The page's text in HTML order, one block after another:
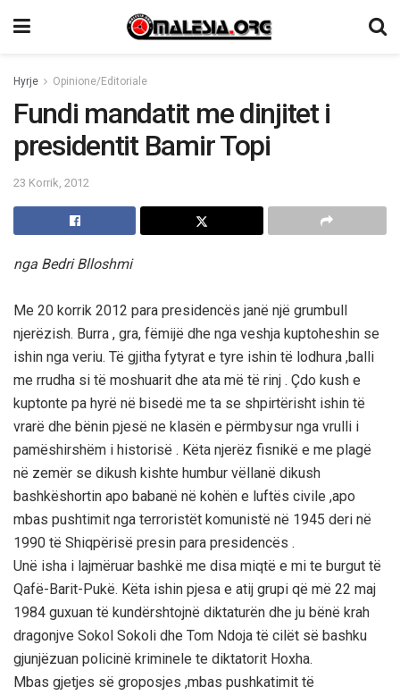
Hyrje Opinione/Editoriale
Fundi mandatit me dinjitet i
presidentit Bamir Topi
23 Korrik, 2012
nga Bedri Blloshmi
Me 20 korrik 2012 para presidencës janë një grumbull
njerëzish. Burra , gra, fëmijë dhe nga veshja kuptoheshin se
ishin nga veriu. Të gjitha fytyrat e tyre ishin të lodhura ,balli
me rrudha si të moshuarit dhe ata më të rinj . Çdo kush e
kuptonte pa hyrë në bisedë me ta se shpirtërisht ishin të
vrarë dhe bënin pjesë ne klasën e përmbysur nga vrulli i
pamëshirshëm i historisë . Këta njerëz fisnikë e me plagë
në zemër se dikush kishte humbur vëllanë dikush
bashkëshortin apo babanë në kohën e luftës civile ,apo
mbas pushtimit nga terroristët komunistë në 1945 deri në
1990 të Shiqpërisë presin para presidencës .
Unë isha i lajmëruar bashkë me disa miqtë e mi te burgut të
Qafë-Barit-Pukë. Këta ishin pjesa e atij grupi që më 22 maj
1984 guxuan të kundërshtojnë diktaturën dhe ju bënë krah
dragonjve Sokol Sokoli dhe Tom Ndoja të cilët së bashku
gjunjëzuan policinë kriminele te diktatorit Hoxha.
Mbas gjetjes së groposjes ,mbas pushkatimit të